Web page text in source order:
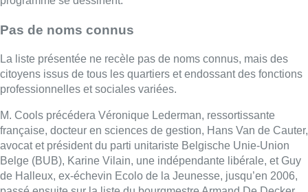
passé ensuite sur la liste du bourgmestre Armand De Decker.
Le programme de la liste vise notamment une gestion
éclaboussé certains de nos mandataires” . Il entend avant tout
s’attaquer au défi de la mobilité, un des gros ponts noirs de la
commune qu’Uccle en avant! estime devoir doter d’un nouveau
plan, en concertation avec la STIB, les TEC, et De Lijn, la
SNCB.
Le dernier en date remontant à 2006 commence à dater. La
liste emmenée par Marc Cools prône aussi la réalisation d’un
RER vélo entre la gare d’Uccle Calvoet et la gare du Midi.